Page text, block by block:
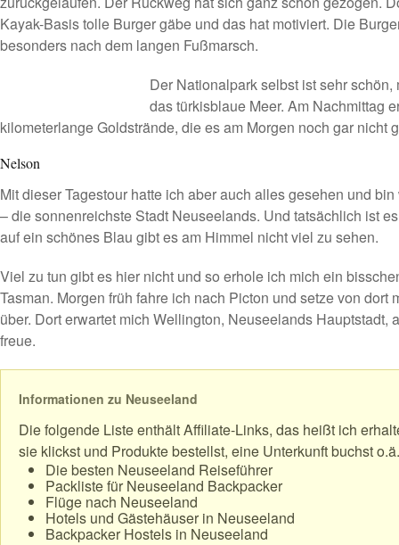
Kayak-Basis tolle Burger gäbe und das hat motiviert. Die
besonders nach dem langen Fußmarsch.
Der Nationalpark selbst ist sehr
das türkisblaue Meer. Am Nachmittag
kilometerlange Goldstrände, die es am Morgen noch gar nicht
Nelson
Mit dieser Tagestour hatte ich aber auch alles gesehen und
– die sonnenreichste Stadt Neuseelands. Und tatsächlich ist
auf ein schönes Blau gibt es am Himmel nicht viel zu sehen.
Viel zu tun gibt es hier nicht und so erhole ich mich ein
Tasman. Morgen früh fahre ich nach Picton und setze von dort
über. Dort erwartet mich Wellington, Neuseelands Hauptstadt,
freue.
Informationen zu Neuseeland
Die folgende Liste enthält Affiliate-Links, das heißt ich
sie klickst und Produkte bestellst, eine Unterkunft buchst o.ä.
Die besten Neuseeland Reiseführer
Packliste für Neuseeland Backpacker
Flüge nach Neuseeland
Hotels und Gästehäuser in Neuseeland
Backpacker Hostels in Neuseeland